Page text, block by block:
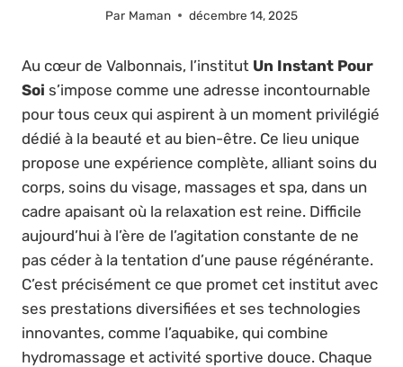
Par Maman décembre 14, 2025
Au cœur de Valbonnais, l’institut Un Instant Pour
Soi s’impose comme une adresse incontournable
pour tous ceux qui aspirent à un moment privilégié
dédié à la beauté et au bien-être. Ce lieu unique
propose une expérience complète, alliant soins du
corps, soins du visage, massages et spa, dans un
cadre apaisant où la relaxation est reine. Difficile
aujourd’hui à l’ère de l’agitation constante de ne
pas céder à la tentation d’une pause régénérante.
C’est précisément ce que promet cet institut avec
ses prestations diversifiées et ses technologies
innovantes, comme l’aquabike, qui combine
hydromassage et activité sportive douce. Chaque